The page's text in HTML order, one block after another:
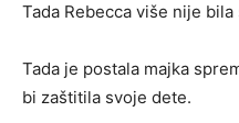
Tada Rebecca više nije
Tada je postala majka
bi zaštitila svoje dete.